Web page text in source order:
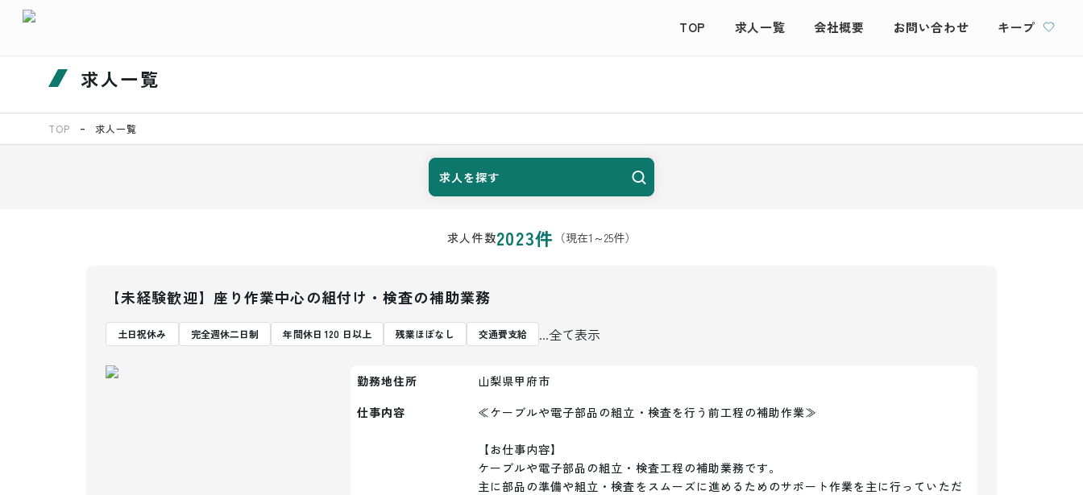
TOP 求人一覧 会社概要 お問い合わせ キープ
求人一覧
TOP 求人一覧
求人を探す
求人件数2023件 （現在1 ～25件）
【未経験歓迎】座り作業中心の組付け・検査の補助業務
土日祝休み 完全週休二日制 年間休日 120 日以上 残業ほぼなし 交通費支給 ...全て表示
勤務地住所
山梨県甲府市
仕事内容
≪ケーブルや電子部品の組立・検査を行う前工程の補助作業≫
【お仕事内容】
ケーブルや電子部品の組立・検査工程の補助業務です。
主に部品の準備や組立・検査をスムーズに進めるためのサポート作業を主に行っていただ